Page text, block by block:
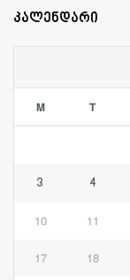
კალენდარი
M T
3 4
10 11
17 18